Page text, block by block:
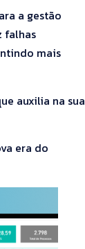
a gestão
falhas
mais
auxilia na sua
era do